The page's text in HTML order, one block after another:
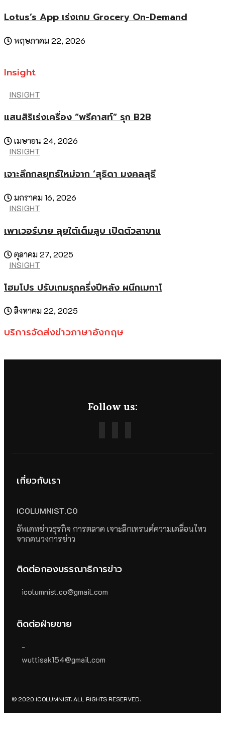
Lotus’s App เร่งเกม Grocery On-Demand
พฤษภาคม 22, 2026
Insight
INSIGHT
แสนสิริเร่งเครื่อง “พรีคาสท์” รุก B2B
เมษายน 24, 2026
INSIGHT
เจาะลึกกลยุทธ์ใหม่จาก ‘สุธิดา มงคลสุธี
มกราคม 16, 2026
INSIGHT
เพาเวอร์บาย ลุยใต้เต็มสูบ เปิดตัวสาขาแ
ตุลาคม 27, 2025
INSIGHT
โฮมโปร ปรับเกมรุกครึ่งปีหลัง ผนึกเมกาโ
สิงหาคม 22, 2025
บริการจัดส่งข่าวภาษาอังกฤษ
Follow us:
เกี่ยวกับเรา
ICOLUMNIST.CO
อัพเดทข่าวธุรกิจ การตลาด เจาะลึกเทรนด์ความเคลื่อนไหว
จากคนวงการข่าว
ติดต่อกองบรรณาธิการข่าว
icolumnist.co@gmail.com
ติดต่อฝ่ายขาย
-
wuttisak154@gmail.com
© 2020 ICOLUMNIST. ALL RIGHTS RESERVED.